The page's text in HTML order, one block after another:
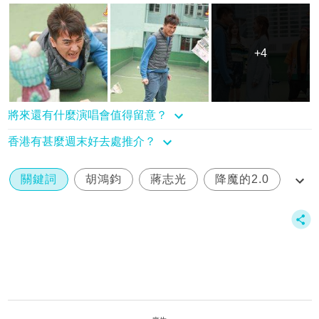
+4
+4
將來還有什麼演唱會值得留意？
香港有甚麼週末好去處推介？
關鍵詞 胡鴻鈞 蔣志光 降魔的2.0